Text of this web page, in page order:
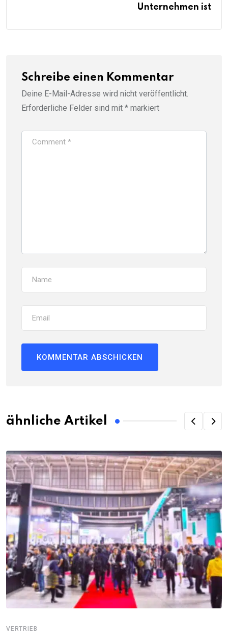
Unternehmen ist
Schreibe einen Kommentar
Deine E-Mail-Adresse wird nicht veröffentlicht.
Erforderliche Felder sind mit * markiert
ähnliche Artikel
VERTRIEB